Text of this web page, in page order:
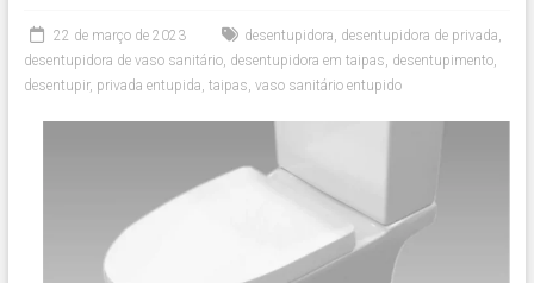
22 de março de 2023 desentupidora, desentupidora de privada,
desentupidora de vaso sanitário, desentupidora em taipas, desentupimento,
desentupir, privada entupida, taipas, vaso sanitário entupido